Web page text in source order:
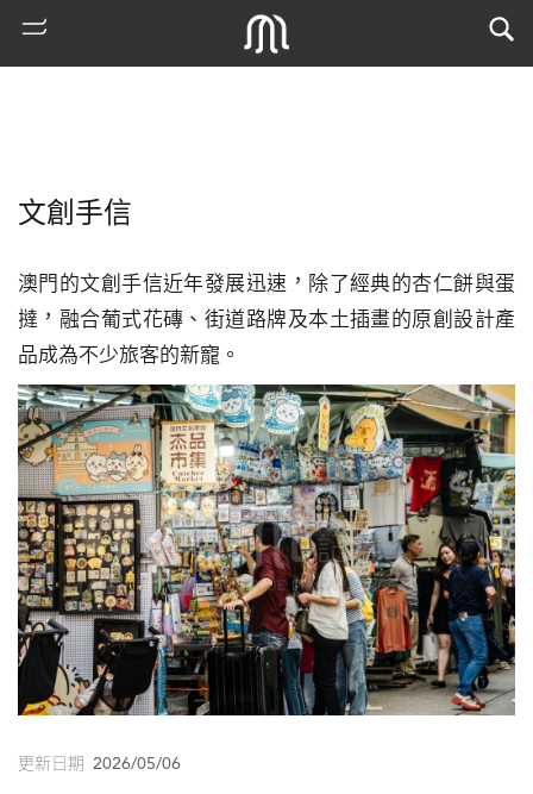
門
搜
索
古
地
圖
媽
閣
文創手信
澳門的文創手信近年發展迅速，除了經典的杏仁餅與蛋
撻，融合葡式花磚、街道路牌及本土插畫的原創設計產
品成為不少旅客的新寵。
更新日期 2026/05/06